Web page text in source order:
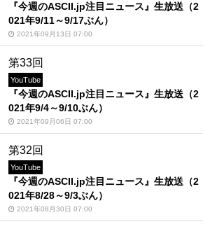
『今週のASCII.jp注目ニュース』生放送（2
021年9/11～9/17ぶん）
2021年09月13日 07:00
第33回
YouTube
『今週のASCII.jp注目ニュース』生放送（2
021年9/4～9/10ぶん）
2021年09月06日 07:00
第32回
YouTube
『今週のASCII.jp注目ニュース』生放送（2
021年8/28～9/3ぶん）
2021年08月30日 07:00